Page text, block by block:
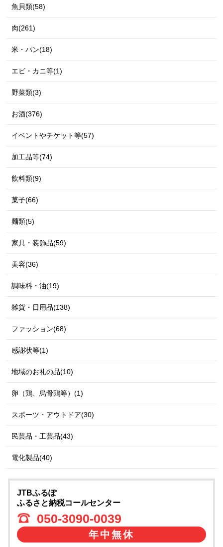
魚貝類(58)
肉(261)
米・パン(18)
エビ・カニ等(1)
野菜類(3)
お酒(376)
イベントやチケット等(57)
加工品等(74)
飲料類(9)
菓子(66)
麺類(5)
家具・装飾品(59)
美容(36)
調味料・油(19)
雑貨・日用品(138)
ファッション(68)
感謝状等(1)
地域のお礼の品(10)
卵（鶏、烏骨鶏等）(1)
スポーツ・アウトドア(30)
民芸品・工芸品(43)
電化製品(40)
JTBふるぽ
ふるさと納税コールセンター
050-3090-0039
年中無休